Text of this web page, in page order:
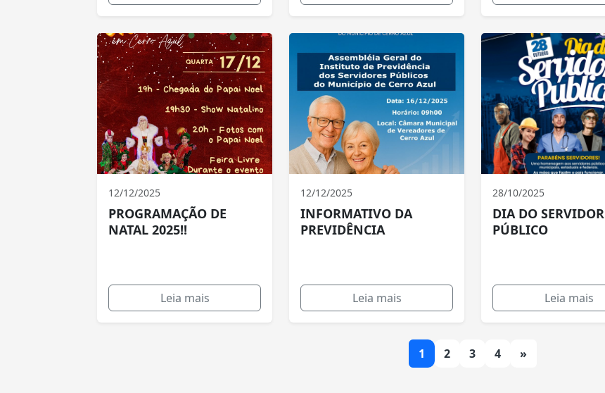
12/12/2025
PROGRAMAÇÃO DE
NATAL 2025!!
Leia mais
12/12/2025
INFORMATIVO DA
PREVIDÊNCIA
Leia mais
28/10/2025
DIA DO SERVIDOR
PÚBLICO
Leia mais
1 2 3 4 »